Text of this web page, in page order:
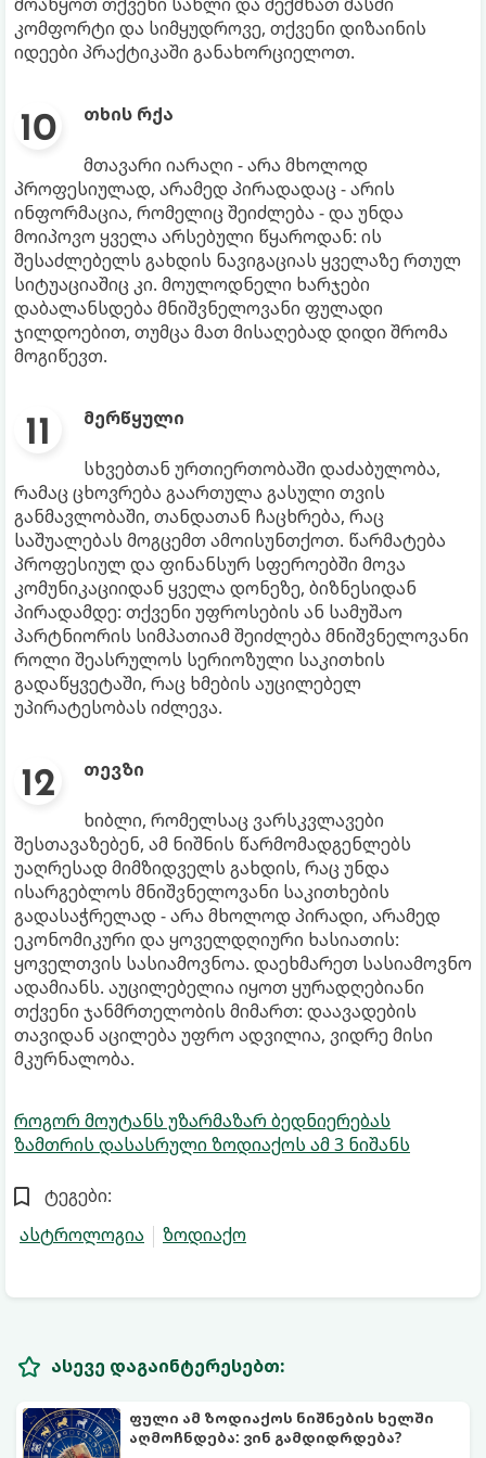
კომფორტი და სიმყუდროვე, თქვენი დიზაინის
იდეები პრაქტიკაში განახორციელოთ.
თხის რქა
მთავარი იარაღი - არა მხოლოდ
პროფესიულად, არამედ პირადადაც - არის
ინფორმაცია, რომელიც შეიძლება - და უნდა
მოიპოვო ყველა არსებული წყაროდან: ის
შესაძლებელს გახდის ნავიგაციას ყველაზე რთულ
სიტუაციაშიც კი. მოულოდნელი ხარჯები
დაბალანსდება მნიშვნელოვანი ფულადი
ჯილდოებით, თუმცა მათ მისაღებად დიდი შრომა
მოგიწევთ.
მერწყული
სხვებთან ურთიერთობაში დაძაბულობა,
რამაც ცხოვრება გაართულა გასული თვის
განმავლობაში, თანდათან ჩაცხრება, რაც
საშუალებას მოგცემთ ამოისუნთქოთ. წარმატება
პროფესიულ და ფინანსურ სფეროებში მოვა
კომუნიკაციიდან ყველა დონეზე, ბიზნესიდან
პირადამდე: თქვენი უფროსების ან სამუშაო
პარტნიორის სიმპათიამ შეიძლება მნიშვნელოვანი
როლი შეასრულოს სერიოზული საკითხის
გადაწყვეტაში, რაც ხმების აუცილებელ
უპირატესობას იძლევა.
თევზი
ხიბლი, რომელსაც ვარსკვლავები
შესთავაზებენ, ამ ნიშნის წარმომადგენლებს
უაღრესად მიმზიდველს გახდის, რაც უნდა
ისარგებლოს მნიშვნელოვანი საკითხების
გადასაჭრელად - არა მხოლოდ პირადი, არამედ
ეკონომიკური და ყოველდღიური ხასიათის:
ყოველთვის სასიამოვნოა. დაეხმარეთ სასიამოვნო
ადამიანს. აუცილებელია იყოთ ყურადღებიანი
თქვენი ჯანმრთელობის მიმართ: დაავადების
თავიდან აცილება უფრო ადვილია, ვიდრე მისი
მკურნალობა.
როგორ მოუტანს უზარმაზარ ბედნიერებას
ზამთრის დასასრული ზოდიაქოს ამ 3 ნიშანს
ტეგები:
ასტროლოგია
ზოდიაქო
ასევე დაგაინტერესებთ:
ფული ამ ზოდიაქოს ნიშნების ხელში
აღმოჩნდება: ვინ გამდიდრდება?